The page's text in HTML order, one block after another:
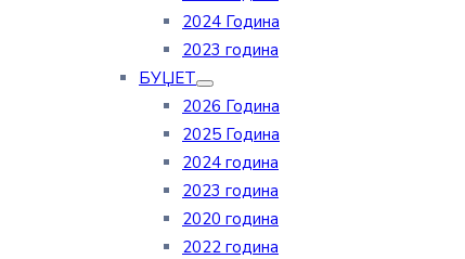
2024 Година
2023 година
БУЏЕТ
2026 Година
2025 Година
2024 година
2023 година
2020 година
2022 година